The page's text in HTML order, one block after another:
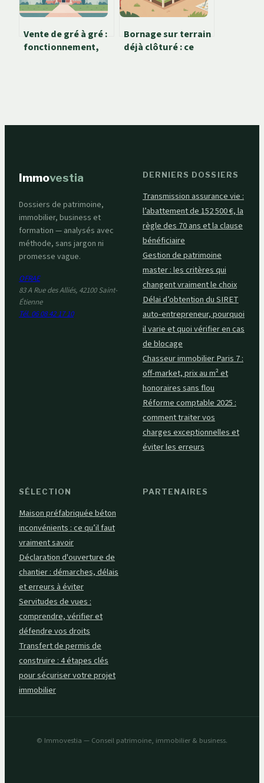
Vente de gré à gré :
fonctionnement,
Bornage sur terrain
déjà clôturé : ce
Immovestia
Dossiers de patrimoine,
immobilier, business et
formation — analysés avec
méthode, sans jargon ni
promesse vague.
OFRAE
83 A Rue des Alliés, 42100 Saint-
Étienne
Tél. 06 08 42 17 10
DERNIERS DOSSIERS
Transmission assurance vie :
l’abattement de 152 500 €, la
règle des 70 ans et la clause
bénéficiaire
Gestion de patrimoine
master : les critères qui
changent vraiment le choix
Délai d’obtention du SIRET
auto-entrepreneur, pourquoi
il varie et quoi vérifier en cas
de blocage
Chasseur immobilier Paris 7 :
off-market, prix au m² et
honoraires sans flou
Réforme comptable 2025 :
comment traiter vos
charges exceptionnelles et
éviter les erreurs
SÉLECTION
Maison préfabriquée béton
inconvénients : ce qu’il faut
vraiment savoir
Déclaration d'ouverture de
chantier : démarches, délais
et erreurs à éviter
Servitudes de vues :
comprendre, vérifier et
défendre vos droits
Transfert de permis de
construire : 4 étapes clés
pour sécuriser votre projet
immobilier
PARTENAIRES
© Immovestia — Conseil patrimoine, immobilier & business.